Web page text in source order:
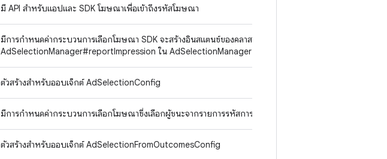
มี API สําหรับแอปและ SDK โฆษณาเพื่อเข้าถึงรหัสโฆษณา
มีการกำหนดค่ากระบวนการเลือกโฆษณา SDK จะสร้างอินสแตนซ์ของคลาสนี้เพื่อใช้เป็นอาร์กิวเมนต์ให้กับเมธอ
AdSelectionManager#reportImpression ใน AdSelectionManager
ตัวสร้างสําหรับออบเจ็กต์ AdSelectionConfig
มีการกำหนดค่ากระบวนการเลือกโฆษณาซึ่งเลือกผู้ชนะจากรายการรหัสการเลือกโฆษณาที่ระบุ
ตัวสร้างสําหรับออบเจ็กต์ AdSelectionFromOutcomesConfig